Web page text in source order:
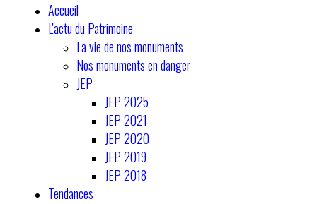
Accueil
L'actu du Patrimoine
La vie de nos monuments
Nos monuments en danger
JEP
JEP 2025
JEP 2021
JEP 2020
JEP 2019
JEP 2018
Tendances